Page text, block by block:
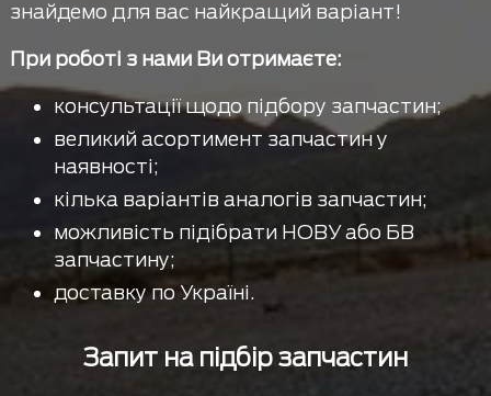
знайдемо для вас найкращий варіант!
При роботі з нами Ви отримаєте:
консультації щодо підбору запчастин;
великий асортимент запчастин у
наявності;
кілька варіантів аналогів запчастин;
можливість підібрати НОВУ або БВ
запчастину;
доставку по Україні.
Запит на підбір запчастин